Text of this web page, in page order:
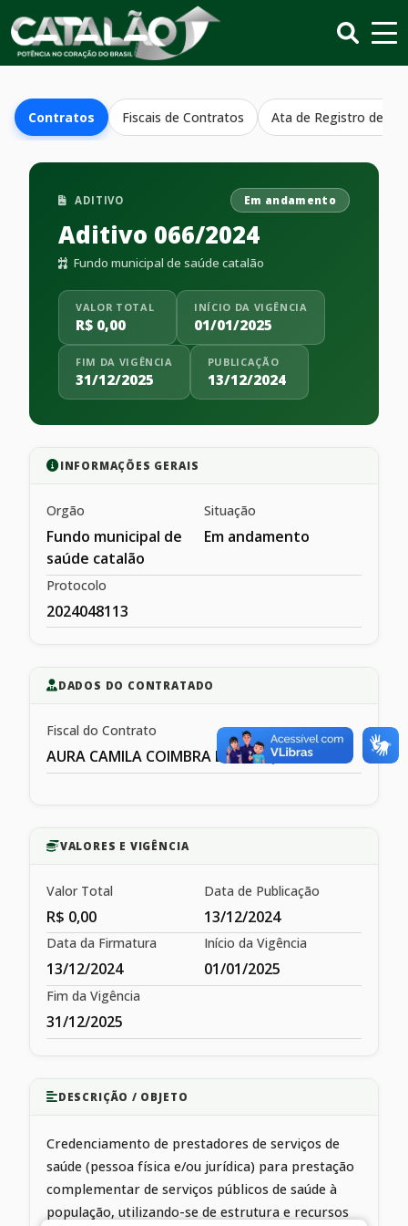
Contratos Fiscais de Contratos Ata de Registro de
ADITIVO Em andamento
Aditivo 066/2024
Fundo municipal de saúde catalão
VALOR TOTAL
R$ 0,00
INÍCIO DA VIGÊNCIA
01/01/2025
FIM DA VIGÊNCIA
31/12/2025
PUBLICAÇÃO
13/12/2024
INFORMAÇÕES GERAIS
Orgão
Fundo municipal de
saúde catalão
Situação
Em andamento
Protocolo
2024048113
DADOS DO CONTRATADO
Fiscal do Contrato
AURA CAMILA COIMBRA DE MESQIUITA
VALORES E VIGÊNCIA
Valor Total
R$ 0,00
Data de Publicação
13/12/2024
Data da Firmatura
13/12/2024
Início da Vigência
01/01/2025
Fim da Vigência
31/12/2025
DESCRIÇÃO / OBJETO
Credenciamento de prestadores de serviços de
saúde (pessoa física e/ou jurídica) para prestação
complementar de serviços públicos de saúde à
população, utilizando-se de estrutura e recursos